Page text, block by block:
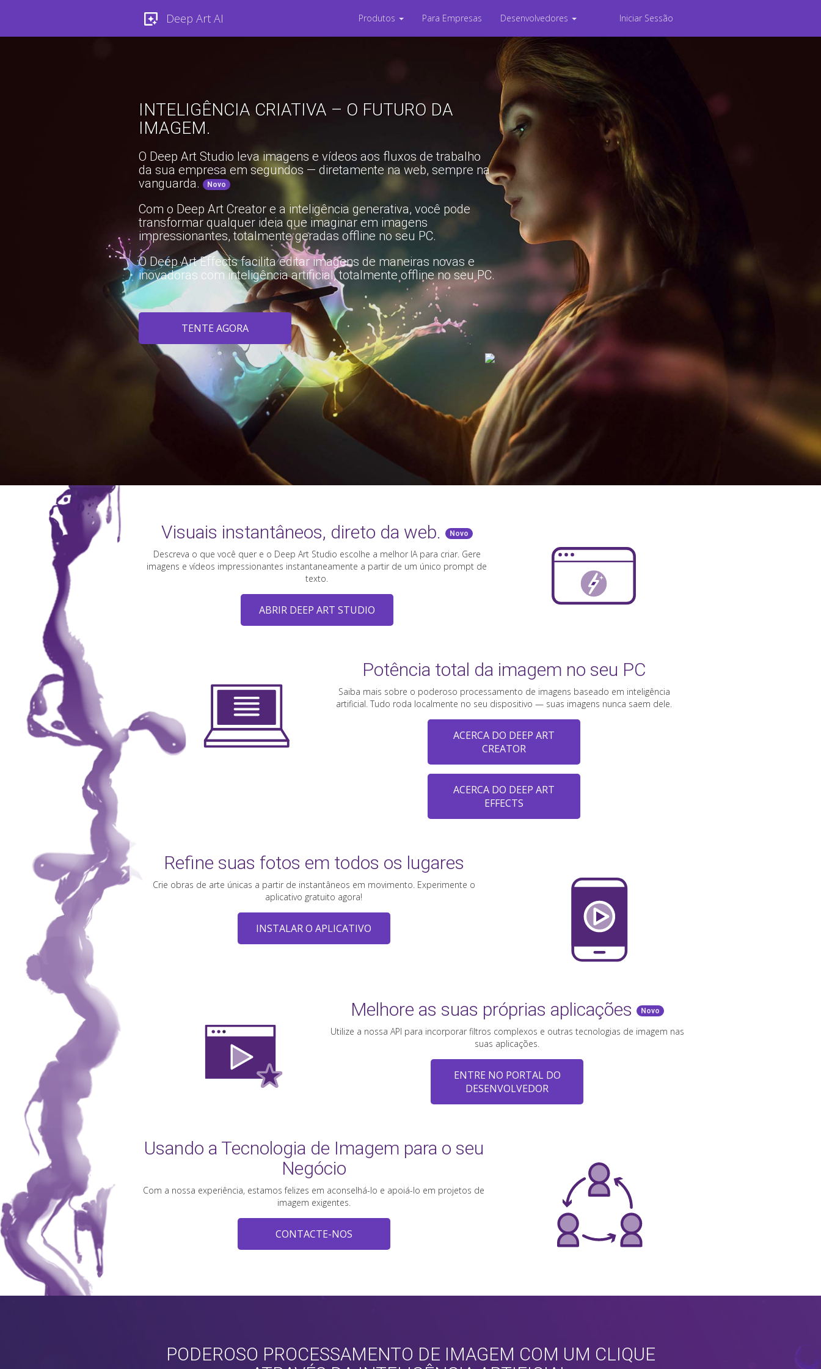
Deep Art AI Produtos Para Empresas Desenvolvedores Iniciar Sessão
INTELIGÊNCIA CRIATIVA – O FUTURO DA
IMAGEM.
O Deep Art Studio leva imagens e vídeos aos fluxos de trabalho
da sua empresa em segundos — diretamente na web, sempre na
vanguarda.
Novo
Com o Deep Art Creator e a inteligência generativa, você pode
transformar qualquer ideia que imaginar em imagens
impressionantes, totalmente geradas offline no seu PC.
O Deep Art Effects facilita editar imagens de maneiras novas e
inovadoras com inteligência artificial, totalmente offline no seu PC.
TENTE AGORA
Visuais instantâneos, direto da web. Novo
Descreva o que você quer e o Deep Art Studio escolhe a melhor IA para criar. Gere
imagens e vídeos impressionantes instantaneamente a partir de um único prompt de
texto.
ABRIR DEEP ART STUDIO
Potência total da imagem no seu PC
Saiba mais sobre o poderoso processamento de imagens baseado em inteligência
artificial. Tudo roda localmente no seu dispositivo — suas imagens nunca saem dele.
ACERCA DO DEEP ART
CREATOR
ACERCA DO DEEP ART
EFFECTS
Refine suas fotos em todos os lugares
Crie obras de arte únicas a partir de instantâneos em movimento. Experimente o
aplicativo gratuito agora!
INSTALAR O APLICATIVO
Melhore as suas próprias aplicações Novo
Utilize a nossa API para incorporar filtros complexos e outras tecnologias de imagem nas
suas aplicações.
ENTRE NO PORTAL DO
DESENVOLVEDOR
Usando a Tecnologia de Imagem para o seu
Negócio
Com a nossa experiência, estamos felizes em aconselhá-lo e apoiá-lo em projetos de
imagem exigentes.
CONTACTE-NOS
PODEROSO PROCESSAMENTO DE IMAGEM COM UM CLIQUE